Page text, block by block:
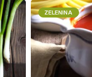
ZELENINA